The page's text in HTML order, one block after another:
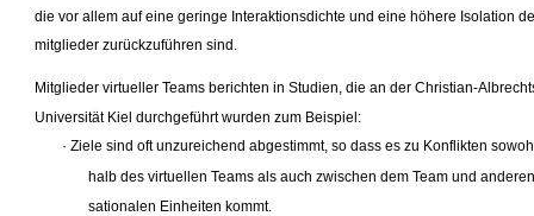
die vor allem auf eine geringe Interaktionsdichte und eine höhere Isolation
mitglieder zurückzuführen sind.
Mitglieder virtueller Teams berichten in Studien, die an der Christian-
Universität Kiel durchgeführt wurden zum Beispiel:
· Ziele sind oft unzureichend abgestimmt, so dass es zu Konflikten
halb des virtuellen Teams als auch zwischen dem Team und
sationalen Einheiten kommt.